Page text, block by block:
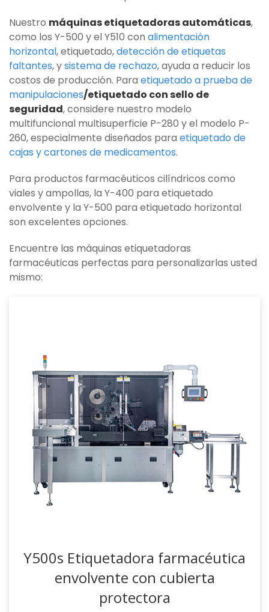
Nuestro máquinas etiquetadoras automáticas,
como los Y-500 y el Y510 con alimentación
horizontal, etiquetado,detección de etiquetas
faltantes, ysistema de rechazo, ayuda a reducir los
costos de producción. Para etiquetado a prueba de
manipulaciones/etiquetado con sello de
seguridad, considere nuestro modelo
multifuncional multisuperficie P-280 y el modelo P-
260, especialmente diseñados para etiquetado de
cajas y cartones de medicamentos.
Para productos farmacéuticos cilíndricos como
viales y ampollas, la Y-400 para etiquetado
envolvente y la Y-500 para etiquetado horizontal
son excelentes opciones.
Encuentre las máquinas etiquetadoras
farmacéuticas perfectas para personalizarlas usted
mismo:
Y500s Etiquetadora farmacéutica
envolvente con cubierta
protectora